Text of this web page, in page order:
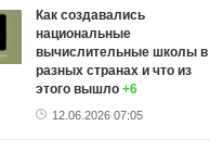
Как создавались
национальные
вычислительные школы в
разных странах и что из
этого вышло +6
12.06.2026 07:05